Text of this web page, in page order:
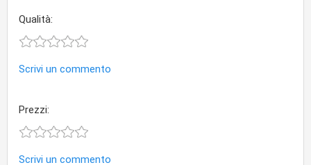
Qualità:
Scrivi un commento
Prezzi:
Scrivi un commento